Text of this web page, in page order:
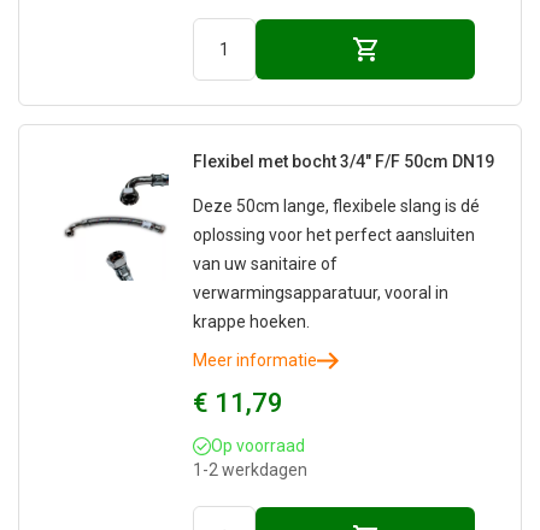
Flexibel met bocht 3/4" F/F 50cm DN19
Deze 50cm lange, flexibele slang is dé
oplossing voor het perfect aansluiten
van uw sanitaire of
verwarmingsapparatuur, vooral in
krappe hoeken.
Meer informatie
€ 11,79
Op voorraad
1-2 werkdagen